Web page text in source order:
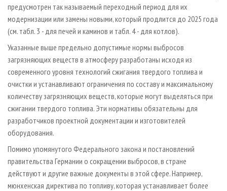
предусмотрен так называемый переходный период для их
модернизации или замены новыми, который продлится до 2025 года
(см. табл. 3 - для печей и каминов и табл. 4 - для котлов).
Указанные выше предельно допустимые нормы выбросов
загрязняющих веществ в атмосферу разработаны исходя из
современного уровня технологий сжигания твердого топлива и
очистки и устанавливают ограничения по составу и максимальному
количеству загрязняющих веществ, которые могут выделяться при
сжигании твердого топлива. Эти нормативы обязательны для
разработчиков проектной документации и изготовителей
оборудования.
Помимо упомянутого Федерального закона и постановлений
правительства Германии о сокращении выбросов, в стране
действуют и другие важные документы в этой сфере. Например,
мюнхенская директива по топливу, которая устанавливает более